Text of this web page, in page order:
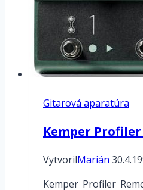
Gitarová aparatúra
Kemper
VytvorilMarián
Kemper Profiler